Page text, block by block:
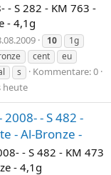
- S 282 - KM 763 -
- 4,1g
10
1g
cent
eu
s
Kommentare: 0
heute
- S 482 -
- Al-Bronze -
- S 482 - KM 473
- 4,1g